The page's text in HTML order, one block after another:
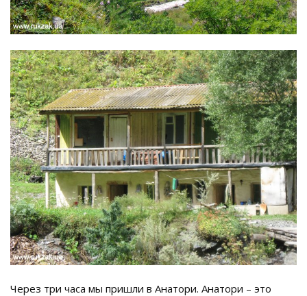
Через три часа мы пришли в Анатори. Анатори – это